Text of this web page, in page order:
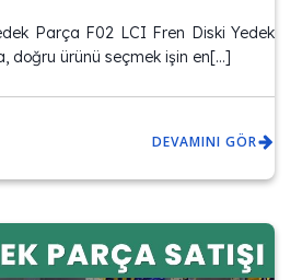
Parça F02 LCI Fren Diski Yedek
doğru ürünü seçmek işin en[…]
DEVAMINI GÖR